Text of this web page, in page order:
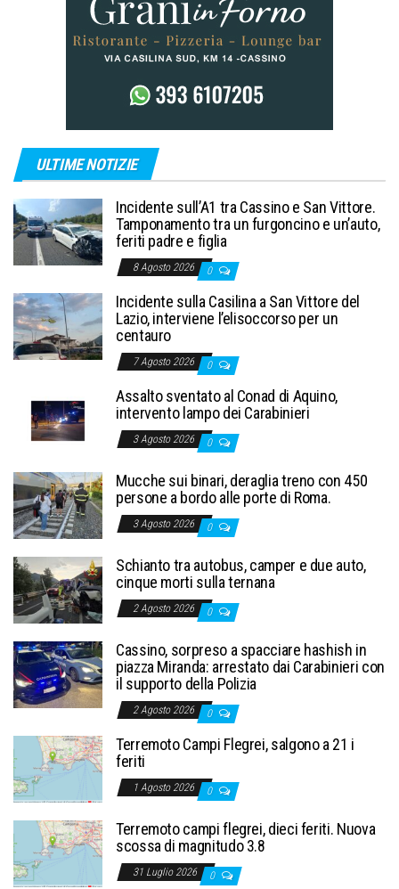
ULTIME NOTIZIE
Incidente sull’A1 tra Cassino e San Vittore.
Tamponamento tra un furgoncino e un’auto,
feriti padre e figlia
8 Agosto 2026 0
Incidente sulla Casilina a San Vittore del
Lazio, interviene l’elisoccorso per un
centauro
7 Agosto 2026 0
Assalto sventato al Conad di Aquino,
intervento lampo dei Carabinieri
3 Agosto 2026 0
Mucche sui binari, deraglia treno con 450
persone a bordo alle porte di Roma.
3 Agosto 2026 0
Schianto tra autobus, camper e due auto,
cinque morti sulla ternana
2 Agosto 2026 0
Cassino, sorpreso a spacciare hashish in
piazza Miranda: arrestato dai Carabinieri con
il supporto della Polizia
2 Agosto 2026 0
Terremoto Campi Flegrei, salgono a 21 i
feriti
1 Agosto 2026 0
Terremoto campi flegrei, dieci feriti. Nuova
scossa di magnitudo 3.8
31 Luglio 2026 0